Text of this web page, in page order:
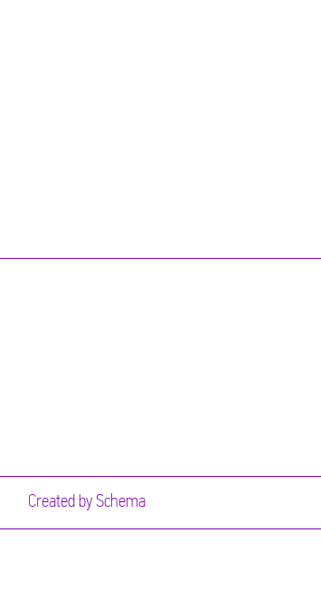
Created by Schema